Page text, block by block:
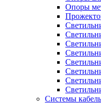
Опоры
Системы